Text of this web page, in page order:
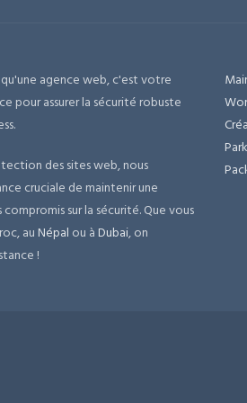
agence web, c'est votre
pour assurer la sécurité robuste
des sites web, nous
cruciale de maintenir une
compromis sur la sécurité. Que vous
auNépal ou àDubai, on
!